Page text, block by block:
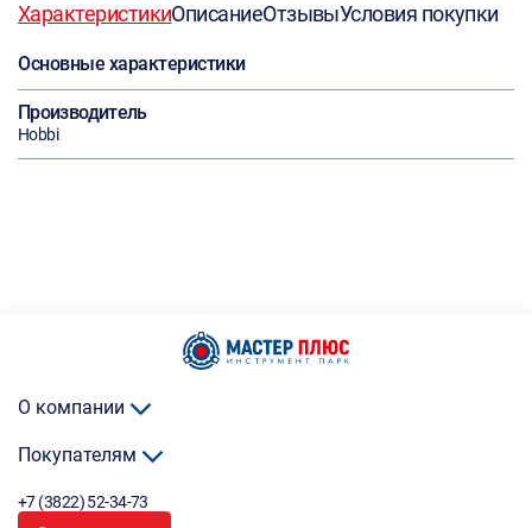
ХарактеристикиОписаниеОтзывыУсловия покупки
Основные характеристики
Производитель
Hobbi
О компании
Покупателям
+7 (3822) 52-34-73